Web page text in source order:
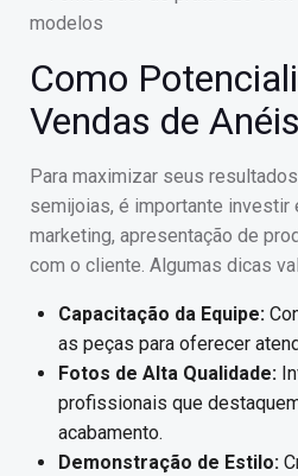
Como
Vendas de
Para maximizar seus
semijoias, é importante investir
marketing, apresentação de
com o cliente. Algumas dicas
Capacitação da Equipe:
as peças para oferecer
Fotos de Alta Qualidade:
profissionais que
acabamento.
Demonstração de Estilo: